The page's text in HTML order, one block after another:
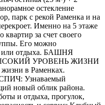
остекление
парк с рекой Раменка и на
Именно на 5 этаже
за счет своего
Его можно
или отдыха. БАШНЯ
УРОВЕНЬ ЖИЗНИ
в Раменках.
СПИЧ: Узнаваемый
новый облик района.
и отдыха, прогулок,